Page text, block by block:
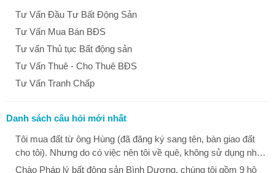
Tư Vấn Đầu Tư Bất Động Sản
Tư Vấn Mua Bán BĐS
Tư vấn Thủ tục Bất động sản
Tư Vấn Thuê - Cho Thuê BĐS
Tư Vấn Tranh Chấp
Danh sách câu hỏi mới nhất
Tôi mua đất từ ông Hùng (đã đăng ký sang tên, bàn giao đất
cho tôi). Nhưng do có việc nên tôi về quê, không sử dụng nhà.
Khi tôi vào thì thấy ông Dũng đã phá ổ khóa vào nhà tôi ở. Tôi
Chào Pháp lý bất động sản Bình Dương, chúng tôi gồm 9 hộ